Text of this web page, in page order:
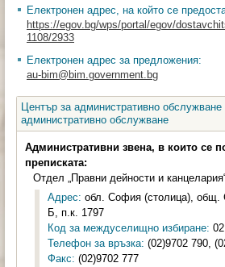
Електронен адрес, на който се
https://egov.bg/wps/portal/egov/
1108/2933
Електронен адрес за предложения:
au-bim@bim.government.bg
Център за административно обслужване
административно обслужване
Административни звена, в които се
преписката:
Отдел „Правни дейности и
Адрес: обл. София (столица),
Б, п.к. 1797
Код за междуселищно избиране: 02
Телефон за връзка: (02)9702 790,
Факс: (02)9702 777